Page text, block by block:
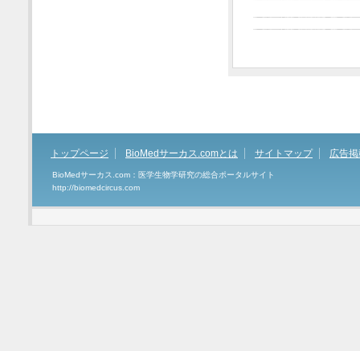
トップページ BioMedサーカス.comとは サイトマップ 広告
BioMedサーカス.com：医学生物学研究の総合ポータルサイト
http://biomedcircus.com